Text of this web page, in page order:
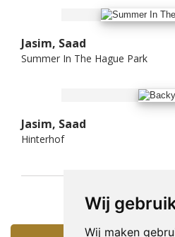
Wij
Wij maken
Jasim, Saad
Summer In The Hague Park
Jasim, Saad
Hinterhof